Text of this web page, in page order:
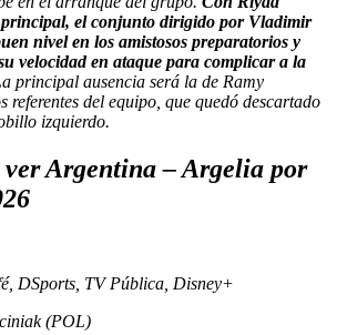
el conjunto dirigido por Vladimir
nivel en los amistosos preparatorios y
velocidad en ataque para complicar a la
principal ausencia será la de Ramy
referentes del equipo, que quedó descartado
izquierdo.
ver Argentina – Argelia por
DSports, TV Pública, Disney+
(POL)